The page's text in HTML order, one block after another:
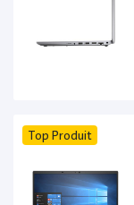
Top Produit